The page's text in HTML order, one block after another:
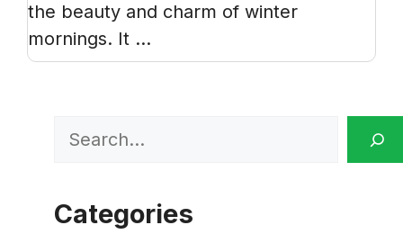
the beauty and charm of winter
mornings. It ...
Search
Categories